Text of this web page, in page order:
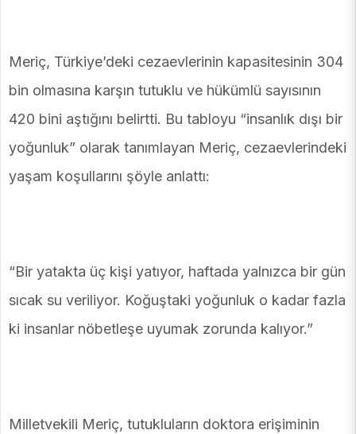
Meriç, Türkiye’deki cezaevlerinin kapasitesinin 304
bin olmasına karşın tutuklu ve hükümlü sayısının
420 bini aştığını belirtti. Bu tabloyu “insanlık dışı bir
yoğunluk” olarak tanımlayan Meriç, cezaevlerindeki
yaşam koşullarını şöyle anlattı:
“Bir yatakta üç kişi yatıyor, haftada yalnızca bir gün
sıcak su veriliyor. Koğuştaki yoğunluk o kadar fazla
ki insanlar nöbetleşe uyumak zorunda kalıyor.”
Milletvekili Meriç, tutukluların doktora erişiminin